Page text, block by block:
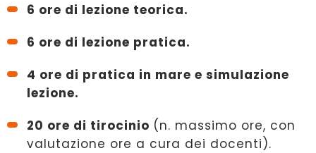
6 ore di lezione teorica.
6 ore di lezione pratica.
4 ore di pratica in mare e simulazione
lezione.
20 ore di tirocinio (n. massimo ore, con
valutazione ore a cura dei docenti).